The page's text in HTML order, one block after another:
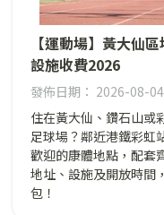
【運動場】黃大仙
設施收費2026
發佈日期： 2026-08-04
住在黃大仙、鑽石山或
足球場？鄰近港鐵彩虹
歡迎的康體地點，配套
地址、設施及開放時間
包！